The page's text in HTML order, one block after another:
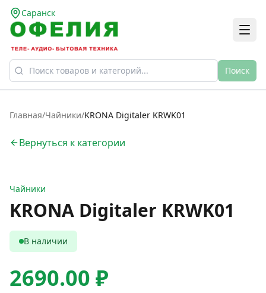
Саранск
Поиск
Главная/Чайники/KRONA Digitaler KRWK01
Вернуться к категории
Чайники
KRONA Digitaler KRWK01
В наличии
2690.00 ₽